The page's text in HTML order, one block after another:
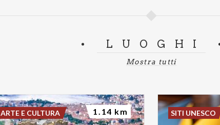
LUOGHI
Mostra tutti
ARTE E CULTURA 1.14 km SITI UNESCO